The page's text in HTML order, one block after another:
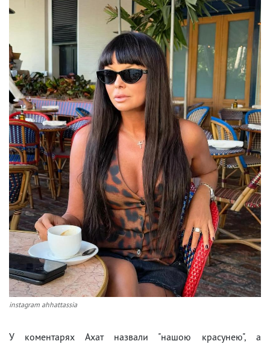
instagram ahhattassia
У коментарях Ахат назвали "нашою красунею", а